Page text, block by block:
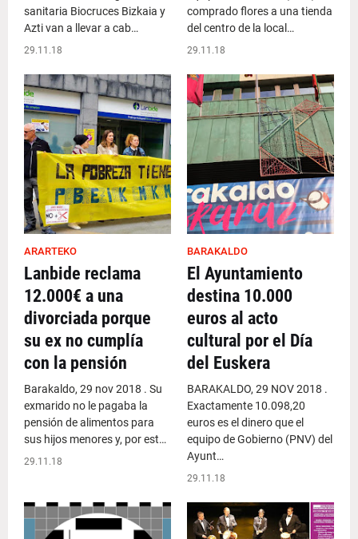
sanitaria Biocruces Bizkaia y
Azti van a llevar a cab…
29.11.18
comprado flores a una tienda
del centro de la local…
29.11.18
ARARTEKO
Lanbide reclama
12.000€ a una
divorciada porque
su ex no cumplía
con la pensión
Barakaldo, 29 nov 2018 . Su
exmarido no le pagaba la
pensión de alimentos para
sus hijos menores y, por est…
29.11.18
BARAKALDO
El Ayuntamiento
destina 10.000
euros al acto
cultural por el Día
del Euskera
BARAKALDO, 29 NOV 2018 .
Exactamente 10.098,20
euros es el dinero que el
equipo de Gobierno (PNV) del
Ayunt…
29.11.18